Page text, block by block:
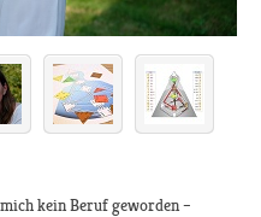
kein Beruf geworden –